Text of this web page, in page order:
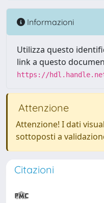
Informazioni
Utilizza questo
link a questo
https://
Attenzione
Attenzione! I dati
sottoposti a
Citazioni